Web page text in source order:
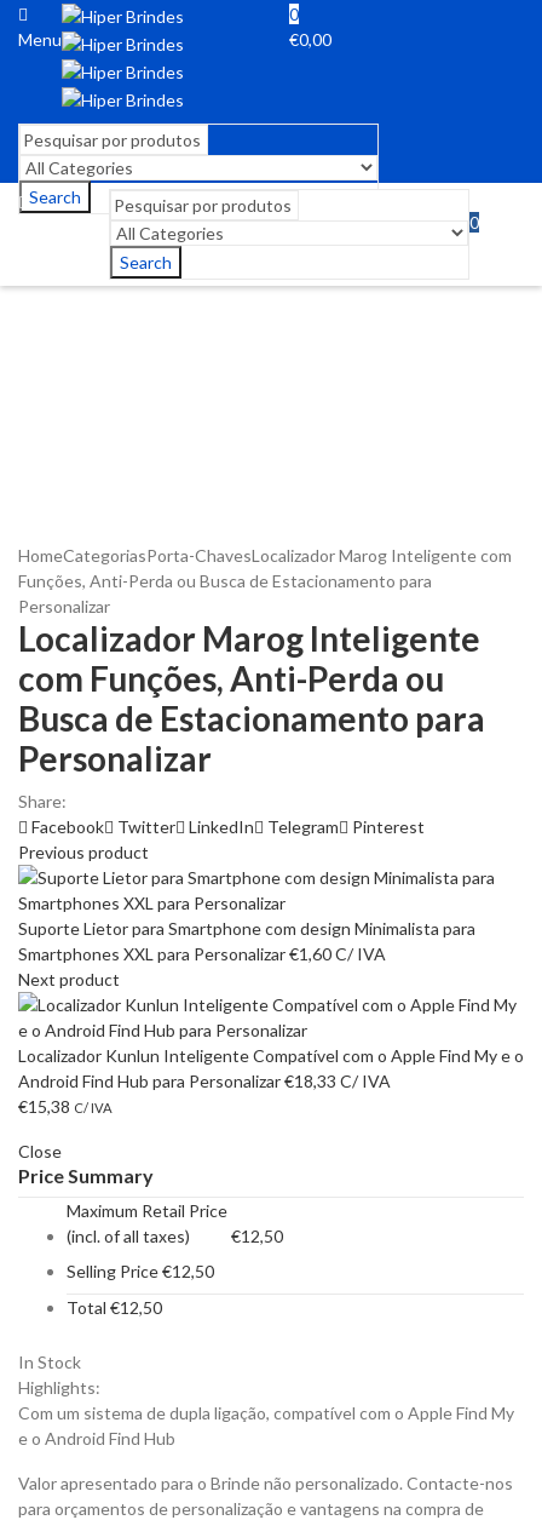
Menu
0
€0,00
Search
Search
0
HomeCategoriasPorta-ChavesLocalizador Marog Inteligente com
Funções, Anti-Perda ou Busca de Estacionamento para
Personalizar
Localizador Marog Inteligente
com Funções, Anti-Perda ou
Busca de Estacionamento para
Personalizar
Share:
Facebook
Twitter LinkedIn Telegram
Pinterest
Previous product
Suporte Lietor para Smartphone com design Minimalista para
Smartphones XXL para Personalizar€1,60C/ IVA
Next product
Localizador Kunlun Inteligente Compatível com o Apple Find My e o
Android Find Hub para Personalizar€18,33 C/ IVA
€15,38 C/ IVA
Close
Price Summary
Maximum Retail Price
(incl. of all taxes)
€12,50
Selling Price€12,50
Total €12,50
In Stock
Highlights:
Com um sistema de dupla ligação, compatível com o Apple Find My
e o Android Find Hub
Valor apresentado para o Brinde não personalizado. Contacte-nos
para orçamentos de personalização e vantagens na compra de